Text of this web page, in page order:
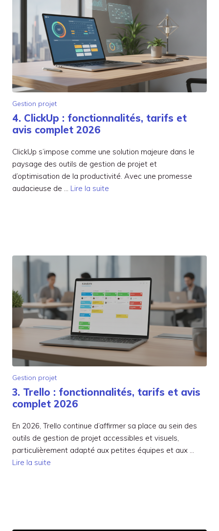
Gestion projet
4. ClickUp : fonctionnalités, tarifs et
avis complet 2026
ClickUp s’impose comme une solution majeure dans le
paysage des outils de gestion de projet et
d’optimisation de la productivité. Avec une promesse
audacieuse de … Lire la suite
Gestion projet
3. Trello : fonctionnalités, tarifs et avis
complet 2026
En 2026, Trello continue d’affirmer sa place au sein des
outils de gestion de projet accessibles et visuels,
particulièrement adapté aux petites équipes et aux …
Lire la suite